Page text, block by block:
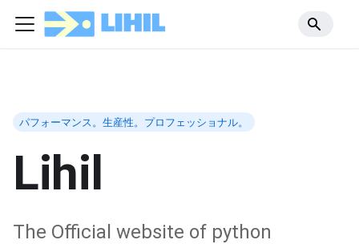
パフォーマンス。生産性。プロフェッショナル。
Lihil
The Official website of python